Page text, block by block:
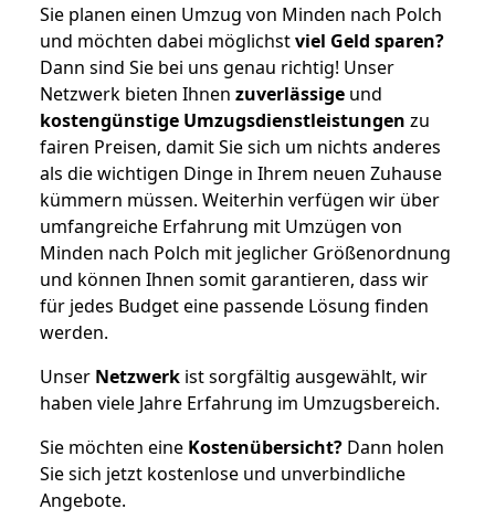
Sie planen einen Umzug von Minden nach Polch
und möchten dabei möglichstviel Geld sparen?
Dann sind Sie bei uns genau richtig! Unser
Netzwerk bieten Ihnen zuverlässige und
kostengünstige Umzugsdienstleistungen zu
fairen Preisen, damit Sie sich um nichts anderes
als die wichtigen Dinge in Ihrem neuen Zuhause
kümmern müssen. Weiterhin verfügen wir über
umfangreiche Erfahrung mit Umzügen von
Minden nach Polch mit jeglicher Größenordnung
und können Ihnen somit garantieren, dass wir
für jedes Budget eine passende Lösung finden
werden.
Unser Netzwerk ist sorgfältig ausgewählt, wir
haben viele Jahre Erfahrung im Umzugsbereich.
Sie möchten eine Kostenübersicht? Dann holen
Sie sich jetzt kostenlose und unverbindliche
Angebote.